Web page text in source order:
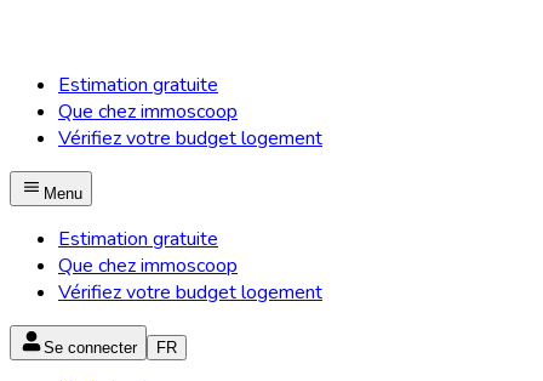
Estimation gratuite
Que chez immoscoop
Vérifiez votre budget logement
Menu
Estimation gratuite
Que chez immoscoop
Vérifiez votre budget logement
Se connecter FR